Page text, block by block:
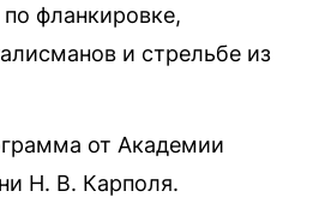
фланкировке,
и стрельбе из
от Академии
Н. В. Карполя.